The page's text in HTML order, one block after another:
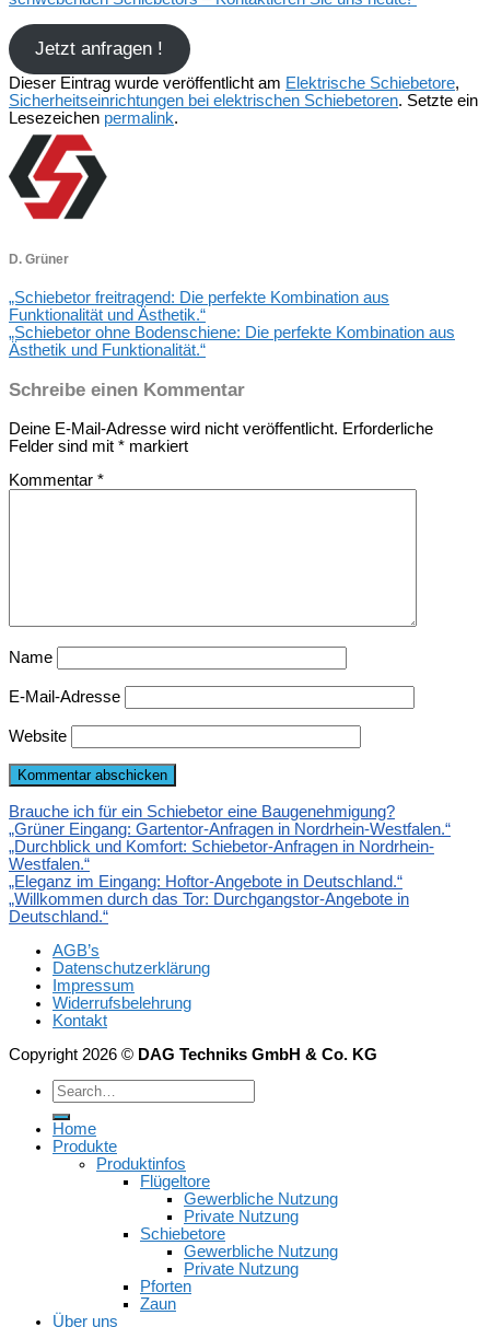
Jetzt anfragen !
Dieser Eintrag wurde veröffentlicht am Elektrische Schiebetore,
Sicherheitseinrichtungen bei elektrischen Schiebetoren. Setzte ein
Lesezeichen permalink.
D. Grüner
„Schiebetor freitragend: Die perfekte Kombination aus
Funktionalität und Ästhetik.“
„Schiebetor ohne Bodenschiene: Die perfekte Kombination aus
Ästhetik und Funktionalität.“
Schreibe einen Kommentar
Deine E-Mail-Adresse wird nicht veröffentlicht. Erforderliche
Felder sind mit * markiert
Kommentar *
Name
E-Mail-Adresse
Website
Brauche ich für ein Schiebetor eine Baugenehmigung?
„Grüner Eingang: Gartentor-Anfragen in Nordrhein-Westfalen.“
„Durchblick und Komfort: Schiebetor-Anfragen in Nordrhein-
Westfalen.“
„Eleganz im Eingang: Hoftor-Angebote in Deutschland.“
„Willkommen durch das Tor: Durchgangstor-Angebote in
Deutschland.“
AGB’s
Datenschutzerklärung
Impressum
Widerrufsbelehrung
Kontakt
Copyright 2026 © DAG Techniks GmbH & Co. KG
Home
Produkte
Produktinfos
Flügeltore
Gewerbliche Nutzung
Private Nutzung
Schiebetore
Gewerbliche Nutzung
Private Nutzung
Pforten
Zaun
Über uns